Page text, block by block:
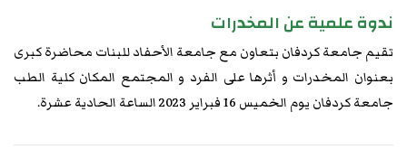
ندوة علمية عن المخدرات
تقيم جامعة كردفان بتعاون مع جامعة الأحفاد للبنات محاضرة كبرى
بعنوان المخدرات و أثرها على الفرد و المجتمع المكان كلية الطب
جامعة كردفان يوم الخميس 16 فبراير 2023 الساعة الحادية عشرة.